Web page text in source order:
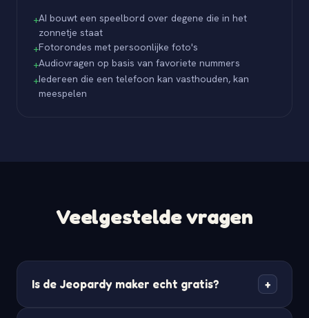
+AI bouwt een speelbord over degene die in het
zonnetje staat
+Fotorondes met persoonlijke foto's
+Audiovragen op basis van favoriete nummers
+Iedereen die een telefoon kan vasthouden, kan
meespelen
Veelgestelde vragen
Is de Jeopardy maker echt gratis? +